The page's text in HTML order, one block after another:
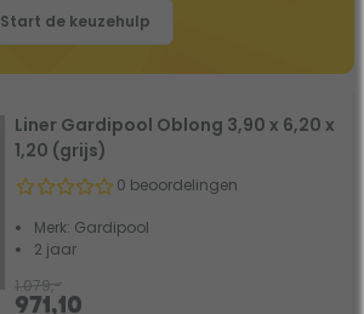
Liner Gardipool Oblong 3,90 x 6,20 x
1,20 (grijs)
0 beoordelingen
Merk: Gardipool
2 jaar
1.079,-
971,10
Start de keuzehulp